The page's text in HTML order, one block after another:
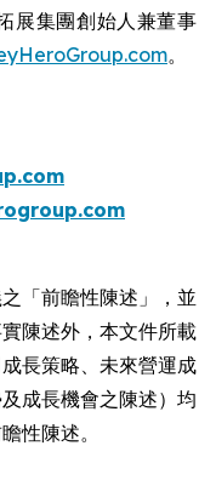
展集團創始人兼董事
。
「前瞻性陳述」，並
陳述外，本文件所載
長策略、未來營運成
成長機會之陳述）均
性陳述。